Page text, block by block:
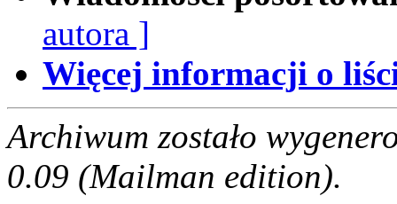
autora ]
Więcej informacji o
Archiwum zostało
0.09 (Mailman edition).